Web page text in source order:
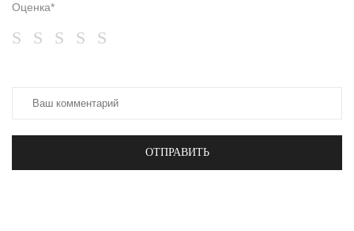
Оценка*
ОТПРАВИТЬ